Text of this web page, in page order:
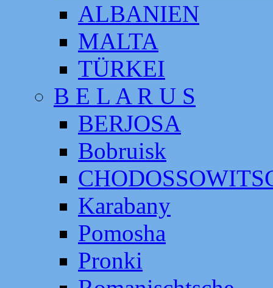
ALBANIEN
MALTA
TÜRKEI
B E L A R U S
BERJOSA
Bobruisk
Karabany
Pomosha
Pronki